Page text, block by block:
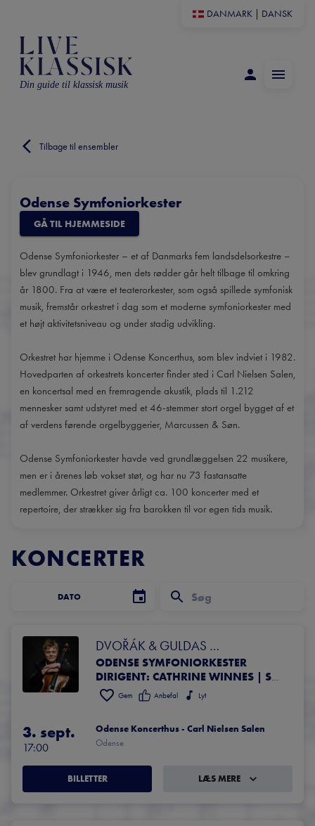
DANMARK DANSK
Din guide til klassisk musik
Tilbage til ensembler
Odense Symfoniorkester
GÅ TIL HJEMMESIDE
Odense Symfoniorkester – et af Danmarks fem landsdelsorkestre –
blev grundlagt i 1946, men dets rødder går helt tilbage til omkring
år 1800. Fra at være et teaterorkester, som også spillede symfonisk
musik, fremstår orkestret i dag som et moderne symfoniorkester med
et højt aktivitetsniveau og under stadig udvikling.
Orkestret har hjemme i Odense Koncerthus, som blev indviet i 1982.
Hovedparten af orkestrets koncerter finder sted i Carl Nielsen Salen,
en koncertsal med en fremragende akustik, plads til 1.212
mennesker samt udstyret med et 46-stemmer stort orgel bygget af et
af verdens førende orgelbyggerier, Marcussen & Søn.
Odense Symfoniorkester havde ved grundlæggelsen 22 musikere,
men er i årenes løb vokset støt, og har nu 73 fastansatte
medlemmer. Orkestret giver årligt ca. 100 koncerter med et
repertoire, der strækker sig fra barokken til vor egen tids musik.
KONCERTER
DATO
DVOŘÁK & GULDAS
CELLOKONCERT
ODENSE SYMFONIORKESTER
DIRIGENT: CATHRINE WINNES | SOLIST: JONATHAN ALGOT SWENSEN, CELLO
Gem Anbefal Lyt
3. sept.
17:00
Odense Koncerthus - Carl Nielsen Salen
Odense
BILLETTER LÆS MERE